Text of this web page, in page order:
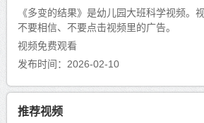
《多变的结果》是幼儿园大班科学视频。
不要相信、不要点击视频里的广告。
视频免费观看
发布时间：2026-02-10
推荐视频